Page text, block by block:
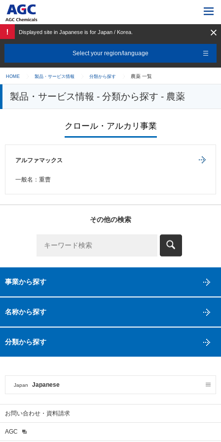
Displayed site in Japanese is for Japan / Korea.
Select your region/language
HOME 製品・サービス情報 分類から探す 農薬 一覧
製品・サービス情報 - 分類から探す - 農薬
クロール・アルカリ事業
アルファマックス
一般名：重曹
その他の検索
事業から探す
名称から探す
分類から探す
Japan Japanese
お問い合わせ・資料請求
AGC